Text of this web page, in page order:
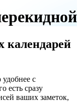
календарей
удобнее с
есть сразу
ваших заметок,